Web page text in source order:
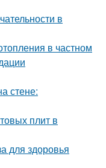
в
в частном
стене:
плит в
для здоровья